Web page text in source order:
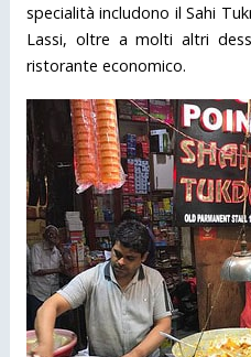
specialità includono il Sahi
Lassi, oltre a molti altri
ristorante economico.